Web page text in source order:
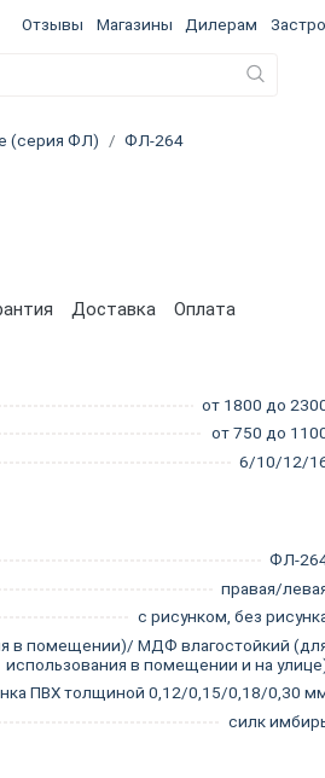
Отзывы Магазины Дилерам
(серия ФЛ) ФЛ-264
Доставка Оплата
от 1800 до
от 750 до
6/10/12/
ФЛ-
правая/
с рисунком, без
в помещении)/ МДФ влагостойкий
использования в помещении и на
ПВХ толщиной 0,12/0,15/0,18/0,30
силк